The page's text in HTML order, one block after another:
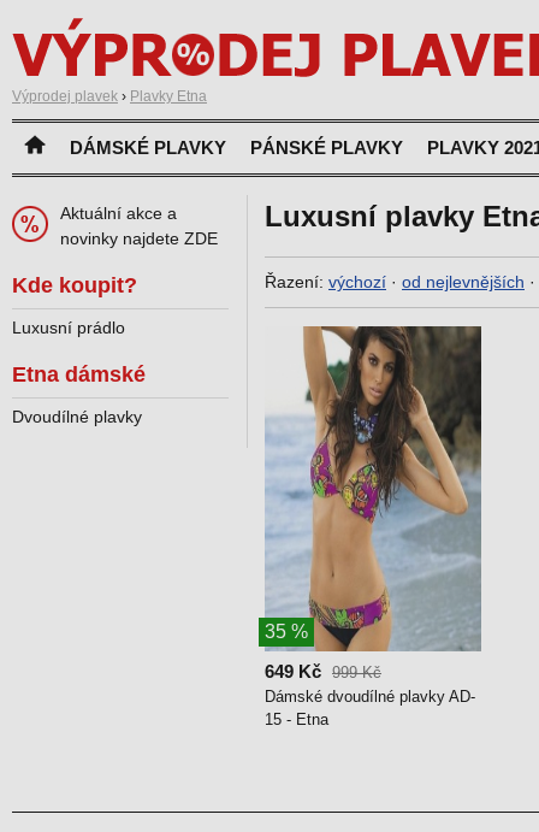
Výprodej plavek › Plavky Etna
DÁMSKÉ PLAVKY PÁNSKÉ PLAVKY PLAVKY
Luxusní plavky
Řazení: výchozí · od nejlevnějších ·
35 %
649 Kč 999 Kč
Dámské dvoudílné plavky AD-
15 - Etna
Aktuální akce a
novinky najdete ZDE
Kde koupit?
Luxusní prádlo
Etna dámské
Dvoudílné plavky